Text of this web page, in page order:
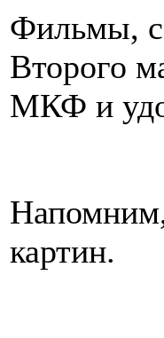
Фильмы,
Второго
МКФ и
Напомним,
картин.